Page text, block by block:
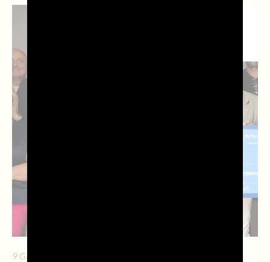
9 GIUGNO 2026 - 10 MIN. DI LETTURA